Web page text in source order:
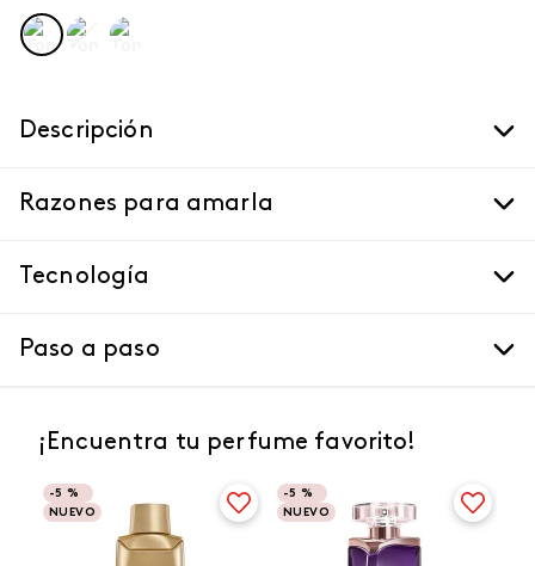
Descripción
Razones para amarla
Tecnología
Paso a paso
¡Encuentra tu perfume favorito!
-5 %
NUEVO
-5 %
NUEVO